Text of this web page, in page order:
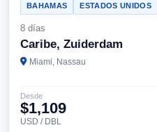
BAHAMAS ESTADOS UNIDOS
8 días
Caribe, Zuiderdam
Miami, Nassau
Desde
$1,109
USD / DBL